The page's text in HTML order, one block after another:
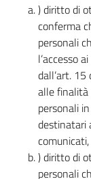
) diritto di
conferma
personali
l’accesso
dall’art.
alle
personali
destinatari
) diritto di
personali